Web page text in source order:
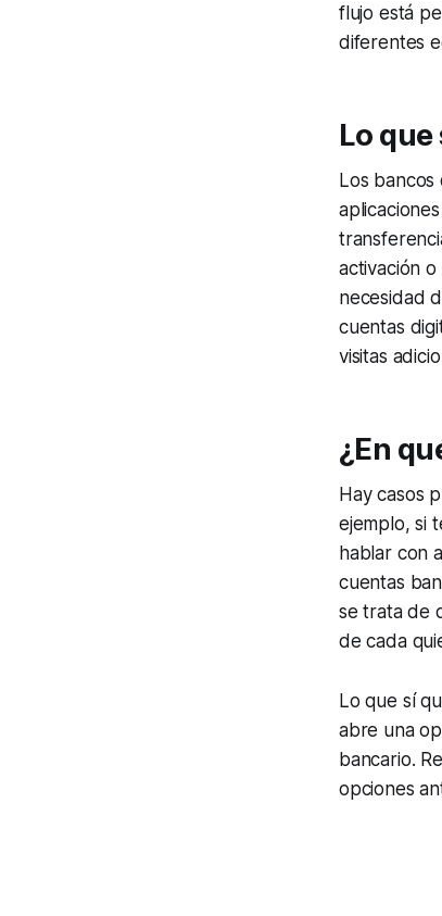
flujo está
diferentes
Lo
Los
activación
necesidad
cuentas
visitas
¿En
Hay casos
ejemplo, si
hablar con
cuentas
se trata de
de cada
Lo que sí
abre una
bancario.
opciones